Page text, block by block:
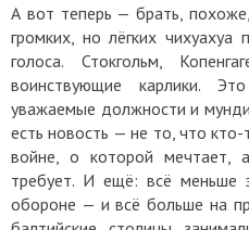
А вот теперь — брать,
громких, но лёгких
голоса. Стокгольм,
воинствующие карлики.
уважаемые должности и
есть новость — не то, что кто-
войне, о которой мечтает,
требует. И ещё: всё меньше
обороне — и всё больше на